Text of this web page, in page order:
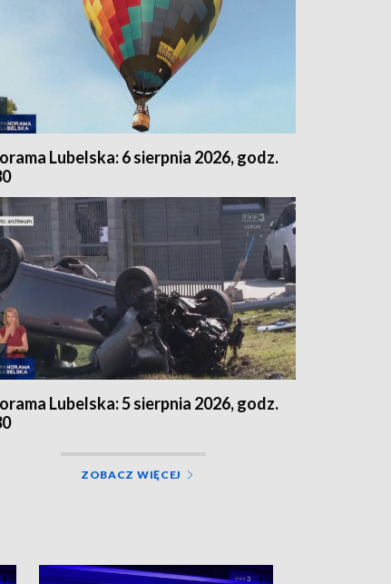
Lubelska: 6 sierpnia 2026, godz.
Lubelska: 5 sierpnia 2026, godz.
ZOBACZ WIĘCEJ